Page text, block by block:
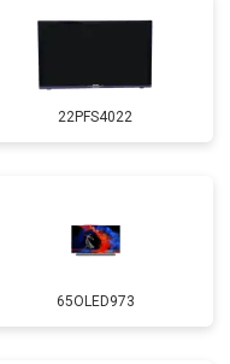
22PFS4022
65OLED973